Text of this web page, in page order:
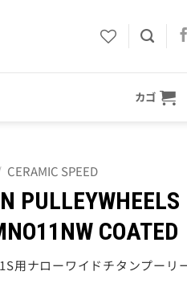
カゴ
CERAMIC SPEED
PULLEYWHEELS
COATED
用ナローワイドチタンプーリ